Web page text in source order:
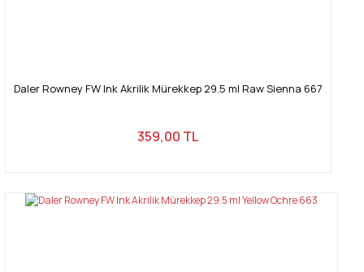
Daler Rowney FW Ink Akrilik Mürekkep 29.5 ml Raw Sienna 667
359,00 TL